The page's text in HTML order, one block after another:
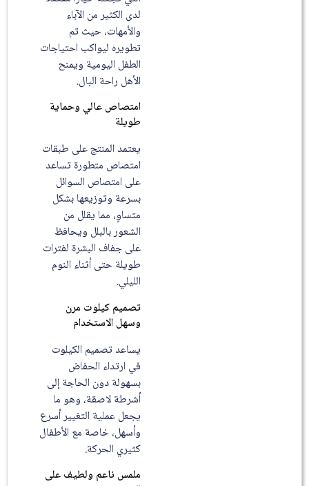
لدى الكثير من الآباء
والأمهات، حيث تم
تطويره ليواكب احتياجات
الطفل اليومية ويمنح
الأهل راحة البال.
امتصاص عالي وحماية
يعتمد المنتج على طبقات
امتصاص متطورة تساعد
على امتصاص السوائل
بسرعة وتوزيعها بشكل
متساوٍ، مما يقلل من
الشعور بالبلل ويحافظ
على جفاف البشرة لفترات
طويلة حتى أثناء النوم
تصميم كيلوت مرن
وسهل الاستخدام
يساعد تصميم الكيلوت
في ارتداء الحفاض
بسهولة دون الحاجة إلى
أشرطة لاصقة، وهو ما
يجعل عملية التغيير أسرع
وأسهل، خاصة مع الأطفال
كثيري الحركة.
ملمس ناعم ولطيف على